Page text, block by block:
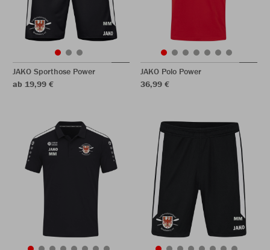
JAKO Sporthose Power
ab 19,99 €
JAKO Polo Power
36,99 €